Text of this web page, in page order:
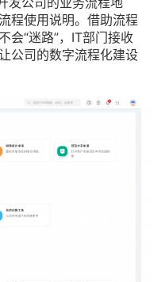
程使用说明。借助流程
会“迷路”，IT部门接收
公司的数字流程化建设